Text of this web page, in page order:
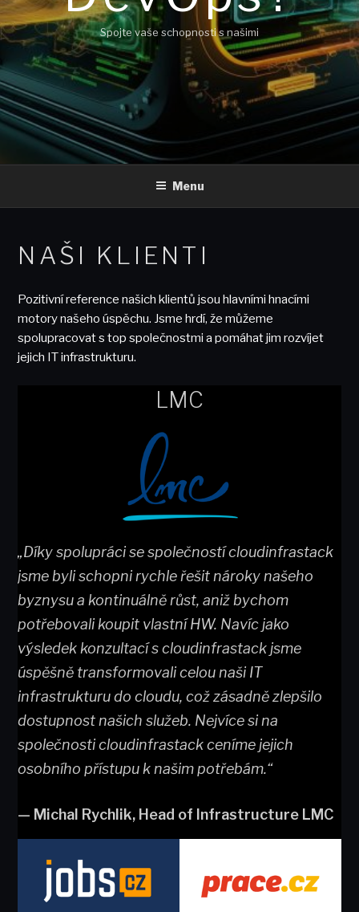
Spojte vaše schopnosti s našimi
Menu
NAŠI KLIENTI
Pozitivní reference našich klientů jsou hlavními hnacími
motory našeho úspěchu. Jsme hrdí, že můžeme
spolupracovat s top společnostmi a pomáhat jim rozvíjet
jejich IT infrastrukturu.
LMC
„Díky spolupráci se společností cloudinfrastack
jsme byli schopni rychle řešit nároky našeho
byznysu a kontinuálně růst, aniž bychom
potřebovali koupit vlastní HW. Navíc jako
výsledek konzultací s cloudinfrastack jsme
úspěšně transformovali celou naši IT
infrastrukturu do cloudu, což zásadně zlepšilo
dostupnost našich služeb. Nejvíce si na
společnosti cloudinfrastack ceníme jejich
osobního přístupu k našim potřebám.“
— Michal Rychlik, Head of Infrastructure LMC